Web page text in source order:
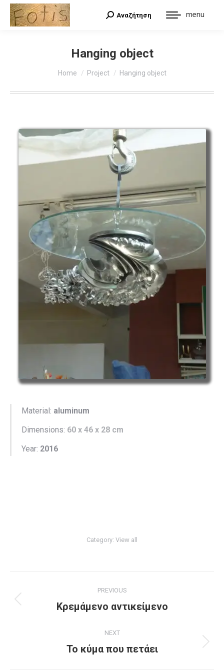
menu
Search:
Αναζήτηση
Hanging object
You are here:
Home Project Hanging object
Material: aluminum
Dimensions: 60 x 46 x 28 cm
Year: 2016
Category: View all
navigation
PREVIOUS
Previous
Κρεμάμενο αντικείμενο
NEXT
Next
Το κύμα που πετάει